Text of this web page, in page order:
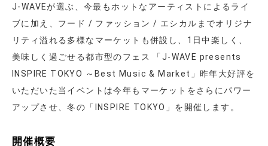
J-WAVEが選ぶ、今最もホットなアーティストによるライ
ブに加え、フード / ファッション / エシカルまでオリジナ
リティ溢れる多様なマーケットも併設し、1日中楽しく、
美味しく過ごせる都市型のフェス 「J-WAVE presents
INSPIRE TOKYO ～Best Music & Market」昨年大好評を
いただいた当イベントは今年もマーケットをさらにパワー
アップさせ、冬の「INSPIRE TOKYO」を開催します。
開催概要